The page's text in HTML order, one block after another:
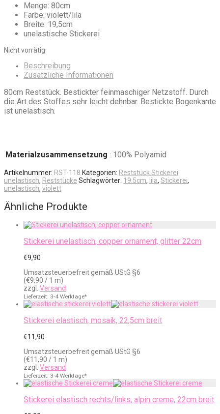
Menge: 80cm
Farbe: violett/lila
Breite: 19,5cm
unelastische Stickerei
Nicht vorrätig
Beschreibung
Zusätzliche Informationen
80cm Reststück. Bestickter feinmaschiger Netzstoff. Durch
die Art des Stoffes sehr leicht dehnbar. Bestickte Bogenkante
ist unelastisch.
Materialzusammensetzung : 100% Polyamid
Artikelnummer: RST-118 Kategorien: Reststück Stickerei
unelastisch, Reststücke Schlagwörter: 19.5cm, lila, Stickerei,
unelastisch, violett
Ähnliche Produkte
Stickerei unelastisch, copper ornament, glitter 22cm
€9,90
Umsatzsteuerbefreit gemäß UStG §6
(€9,90 / 1 m)
zzgl. Versand
Lieferzeit: 3-4 Werktage*
Stickerei elastisch, mosaik, 22,5cm breit
€11,90
Umsatzsteuerbefreit gemäß UStG §6
(€11,90 / 1 m)
zzgl. Versand
Lieferzeit: 3-4 Werktage*
Stickerei elastisch rechts/links, alpin creme, 22cm breit